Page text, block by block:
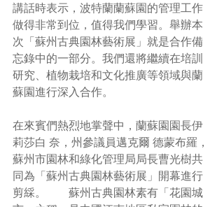
講話時表示，波特蘭蘭蘇園的管理工作
做得非常到位，值得我們學習。舉辦本
次「蘇州古典園林藝術展」就是合作備
忘錄中的一部分。我們還將繼續在培訓
研究、植物栽培和文化推廣等領域與蘭
蘇園進行深入合作。
在來賓們熱烈地掌聲中，蘭蘇園園長伊
莉莎白 奈，州參議員邁克爾 德蒙布羅，
蘇州市園林和綠化管理局局長曹光樹共
同為「蘇州古典園林藝術展」開幕進行
剪綵。        蘇州古典園林素有「花園城